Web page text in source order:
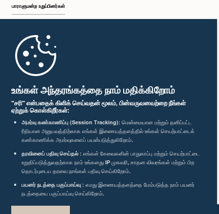
உங்கள் அந்தரங்கத்தை நாம் மதிக்கிறோம்
"சரி" என்பதைக் கிளிக் செய்வதன் மூலம், பின்வருவனவற்றை நீங்கள்
ஏற்றுக் கொள்கிறீர்கள்:
அமர்வு கண்காணிப்பு (Session Tracking): மென்மையான மற்றும் தனிப்பட்ட
ரீதியான அனுபவத்திற்காக எங்கள் இணையத்தளத்தில் உங்கள் செயற்பாட்டைக்
கண்காணிக்க அமர்வுகளைப் பயன்படுத்துகிறோம்.
தரவினைப் பதிவு செய்தல் : எங்கள் சேவைகளின் பாதுகாப்பு மற்றும் செயற்பாட்டை
உறுதிப்படுத்துவதற்காக நாம் உங்களது IP முகவரி, சாதன விவரங்கள் மற்றும் பிற
தொடர்புடைய தரவை நாங்கள் பதிவு செய்கிறோம்.
பயனர் நடத்தை பகுப்பாய்வு : எமது இணையத்தளத்தை மேம்படுத்த நாம் பயனர்
நடத்தையை பகுப்பாய்வு செய்கிறோம்.
பாராளுமன்ற உறுப்பினர்கள்
முதற்பக்கம்
பாராளுமன்ற கையடக்க செயலி
எம்மை பின்தொடர்க :
விருதுகள்
தனியுரிமைக் கொள்கை